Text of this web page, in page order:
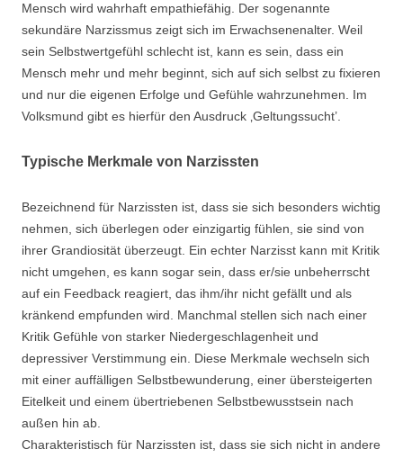
Mensch wird wahrhaft empathiefähig. Der sogenannte
sekundäre Narzissmus zeigt sich im Erwachsenenalter. Weil
sein Selbstwertgefühl schlecht ist, kann es sein, dass ein
Mensch mehr und mehr beginnt, sich auf sich selbst zu fixieren
und nur die eigenen Erfolge und Gefühle wahrzunehmen. Im
Volksmund gibt es hierfür den Ausdruck ‚Geltungssucht’.
Typische Merkmale von Narzissten
Bezeichnend für Narzissten ist, dass sie sich besonders wichtig
nehmen, sich überlegen oder einzigartig fühlen, sie sind von
ihrer Grandiosität überzeugt. Ein echter Narzisst kann mit Kritik
nicht umgehen, es kann sogar sein, dass er/sie unbeherrscht
auf ein Feedback reagiert, das ihm/ihr nicht gefällt und als
kränkend empfunden wird. Manchmal stellen sich nach einer
Kritik Gefühle von starker Niedergeschlagenheit und
depressiver Verstimmung ein. Diese Merkmale wechseln sich
mit einer auffälligen Selbstbewunderung, einer übersteigerten
Eitelkeit und einem übertriebenen Selbstbewusstsein nach
außen hin ab.
Charakteristisch für Narzissten ist, dass sie sich nicht in andere